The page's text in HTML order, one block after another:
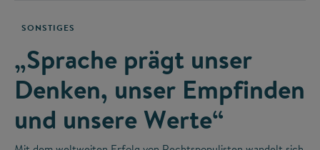
SONSTIGES
„Sprache prägt unser
Denken, unser Empfinden
und unsere Werte“